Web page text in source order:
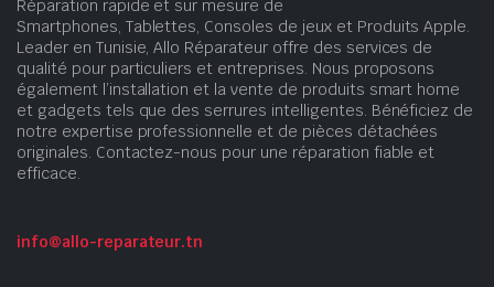
Réparation rapide et sur mesure de
Smartphones, Tablettes, Consoles de jeux et Produits Apple.
Leader en Tunisie, Allo Réparateur offre des services de
qualité pour particuliers et entreprises. Nous proposons
également l’installation et la vente de produits smart home
et gadgets tels que des serrures intelligentes. Bénéficiez de
notre expertise professionnelle et de pièces détachées
originales. Contactez-nous pour une réparation fiable et
efficace.
info@allo-reparateur.tn